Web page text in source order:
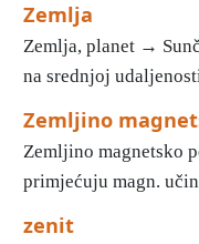
Zemlja
Zemlja, planet →
na srednjoj
Zemljino
Zemljino magnetsko
primjećuju magn.
zenit